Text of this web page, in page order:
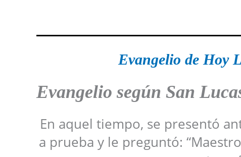
Evangelio de Hoy
Evangelio según San
En aquel tiempo, se presentó
a prueba y le preguntó: